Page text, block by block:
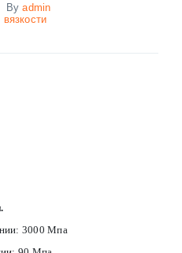
Byadmin
3000 Мпа